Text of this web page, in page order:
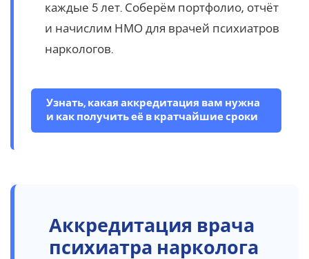
каждые 5 лет. Соберём портфолио, отчёт
и начислим НМО для врачей психиатров
наркологов.
Узнать, какая аккредитация вам нужна
и как получить её в кратчайшие сроки
Аккредитация врача
психиатра нарколога